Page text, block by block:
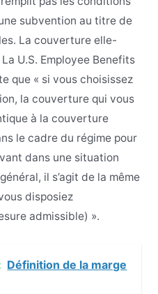
subvention au titre de
La couverture elle-
U.S. Employee Benefits
que « si vous choisissez
la couverture qui vous
à la couverture
le cadre du régime pour
dans une situation
il s’agit de la même
disposiez
admissible) ».
Définition de la marge